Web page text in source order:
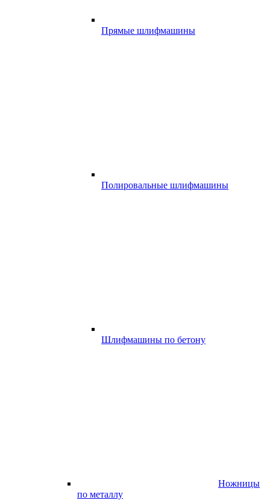
Прямые шлифмашины
Полировальные шлифмашины
Шлифмашины по бетону
Ножницы
по металлу